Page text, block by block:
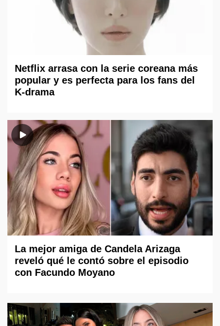
Netflix arrasa con la serie coreana más
popular y es perfecta para los fans del
K-drama
La mejor amiga de Candela Arizaga
reveló qué le contó sobre el episodio
con Facundo Moyano